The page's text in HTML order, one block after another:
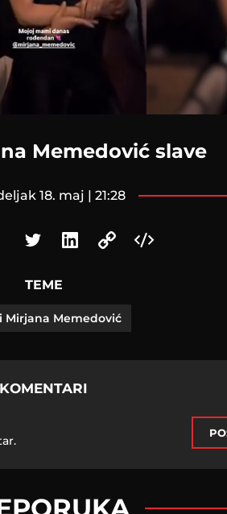
Memedović slave
18. maj | 21:28
TEME
Mirjana Memedović
KOMENTARI